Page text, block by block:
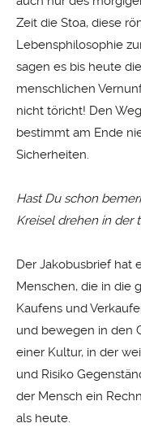
Zeit die Stoa, diese
Lebensphilosophie
sagen es bis heute
menschlichen
nicht töricht! Den
bestimmt am Ende
Sicherheiten.
Hast Du schon
Kreisel drehen in der
Der Jakobusbrief hat
Menschen, die in die
Kaufens und
und bewegen in den
einer Kultur, in der
und Risiko
der Mensch ein
als heute.